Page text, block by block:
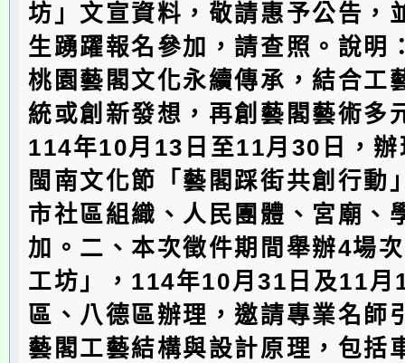
坊」文宣資料，敬請惠予公告，
生踴躍報名參加，請查照。說明
桃園藝閣文化永續傳承，結合工
統或創新發想，再創藝閣藝術多
114年10月13日至11月30日，
閩南文化節「藝閣踩街共創行動
市社區組織、人民團體、宮廟、
加。二、本次徵件期間舉辦4場
工坊」，114年10月31日及11月
區、八德區辦理，邀請專業名師
藝閣工藝結構與設計原理，包括